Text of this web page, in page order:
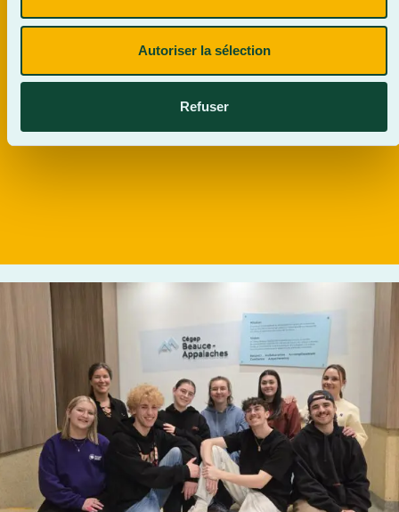
Autoriser la sélection
Refuser
DÉPÔT D'UN PROJET DE GYMNASE